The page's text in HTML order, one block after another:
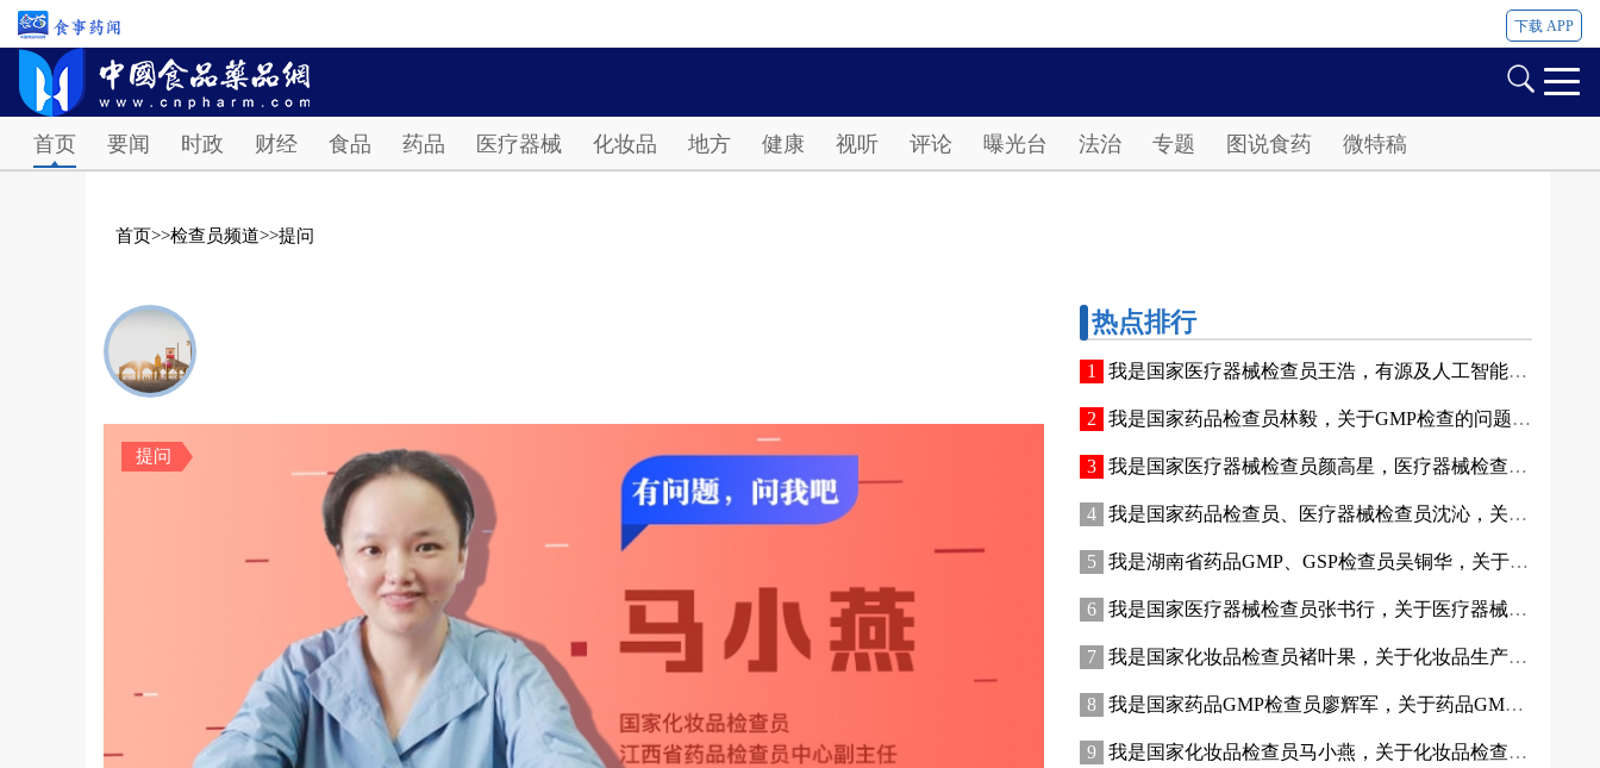
下载 APP
首页 要闻 时政 财经 食品 药品 医疗器械 化妆品 地方 健康 视听 评论 曝光台 法治 专题 图说食药 微特稿
首页>>检查员频道>>提问
提问
热点排行
我是国家医疗器械检查员王浩，有源及人工智能医疗器械质量评价的问题，问我吧！
我是国家药品检查员林毅，关于GMP检查的问题问我吧！
我是国家医疗器械检查员颜高星，医疗器械检查的问题，问我吧！
我是国家药品检查员、医疗器械检查员沈沁，关于药械组合产品的问题，问我吧！
我是湖南省药品GMP、GSP检查员吴铜华，关于药品稽查执法的问题，问我吧！
我是国家医疗器械检查员张书行，关于医疗器械生产环节的检查问题，问我吧！
我是国家化妆品检查员褚叶果，关于化妆品生产质量管理的问题，问我吧！
我是国家药品GMP检查员廖辉军，关于药品GMP检查的问题，问我吧！
我是国家化妆品检查员马小燕，关于化妆品检查的问题，问我吧！